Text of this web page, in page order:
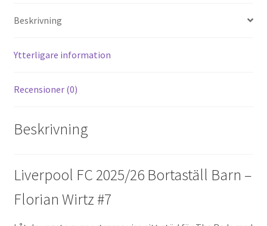
es
t
di
t
k
Beskrivning
Ytterligare information
Recensioner (0)
Beskrivning
Liverpool FC 2025/26 Bortaställ Barn –
Florian Wirtz #7